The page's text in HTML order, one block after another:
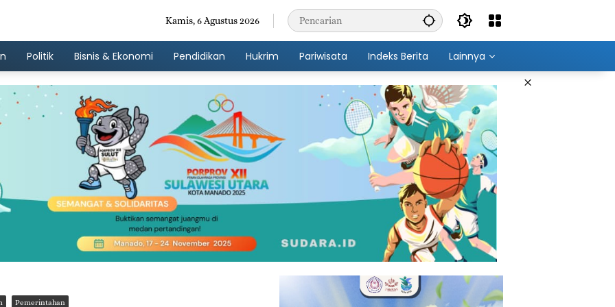
Kamis, 6 Agustus 2026
Politik Bisnis & Ekonomi Pendidikan Hukrim Pariwisata Indeks Berita Lainnya
×
Pemerintahan